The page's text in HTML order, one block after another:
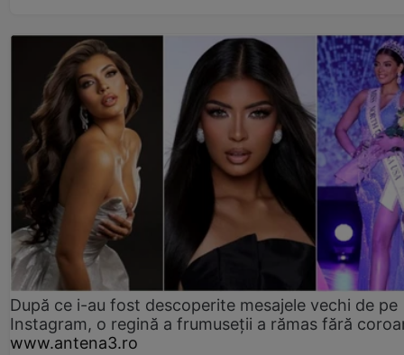
După ce i-au fost descoperite mesajele vechi de pe
Instagram, o regină a frumuseții a rămas fără
www.antena3.ro